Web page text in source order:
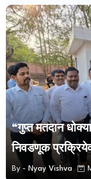
“गुप्त मतदान
निवडणूक
By - Nyay Vishva